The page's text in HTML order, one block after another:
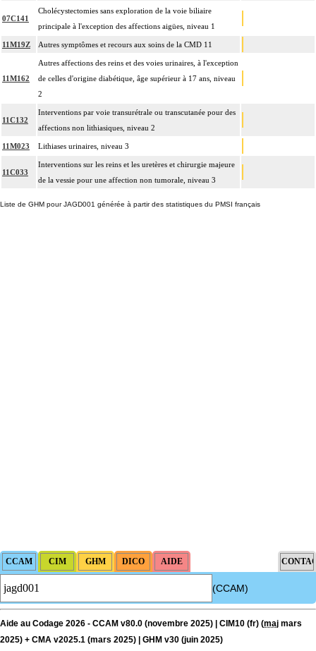
07C141
Cholécystectomies sans exploration de la voie biliaire
principale à l'exception des affections aigües, niveau 1
11M19Z Autres symptômes et recours aux soins de la CMD 11
11M162
Autres affections des reins et des voies urinaires, à l'exception
de celles d'origine diabétique, âge supérieur à 17 ans, niveau
2
11C132
Interventions par voie transurétrale ou transcutanée pour des
affections non lithiasiques, niveau 2
11M023 Lithiases urinaires, niveau 3
11C033
Interventions sur les reins et les uretères et chirurgie majeure
de la vessie pour une affection non tumorale, niveau 3
Liste de GHM pour JAGD001 générée à partir des statistiques du PMSI français
(CCAM)
Aide au Codage 2026 - CCAM v80.0 (novembre 2025) | CIM10 (fr) (maj mars
2025) + CMA v2025.1 (mars 2025) | GHM v30 (juin 2025)